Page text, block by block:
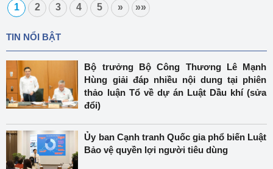
1 2 3 4 5 » »»
TIN NỔI BẬT
Bộ trưởng Bộ Công Thương Lê Mạnh
Hùng giải đáp nhiều nội dung tại phiên
thảo luận Tổ về dự án Luật Dầu khí (sửa
đổi)
Ủy ban Cạnh tranh Quốc gia phổ biến Luật
Bảo vệ quyền lợi người tiêu dùng